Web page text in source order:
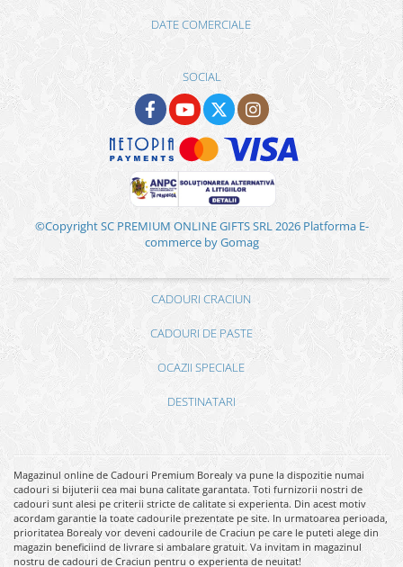
DATE COMERCIALE
SOCIAL
©Copyright SC PREMIUM ONLINE GIFTS SRL 2026 Platforma E-
commerce by Gomag
CADOURI CRACIUN
CADOURI DE PASTE
OCAZII SPECIALE
DESTINATARI
Magazinul online de Cadouri Premium Borealy va pune la dispozitie numai
cadouri si bijuterii cea mai buna calitate garantata. Toti furnizorii nostri de
cadouri sunt alesi pe criterii stricte de calitate si experienta. Din acest motiv
acordam garantie la toate cadourile prezentate pe site. In urmatoarea perioada,
prioritatea Borealy vor deveni cadourile de Craciun pe care le puteti alege din
magazin beneficiind de livrare si ambalare gratuit. Va invitam in magazinul
nostru de cadouri de Craciun pentru o experienta de neuitat!